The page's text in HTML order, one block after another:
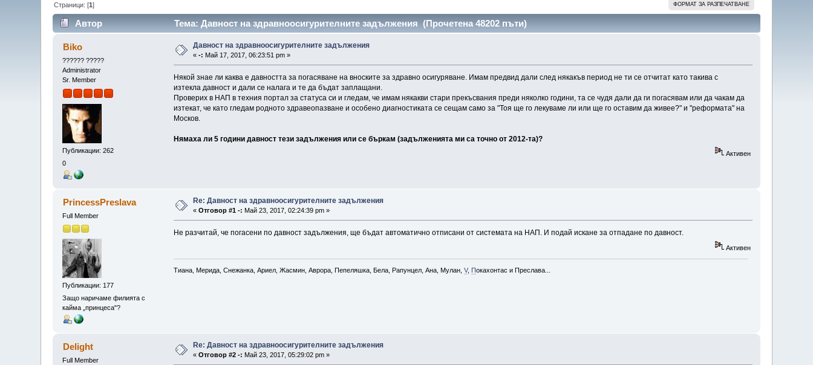
ФОРМАТ ЗА РАЗПЕЧАТВАНЕ
Страници: [1]
Автор Тема: Давност на здравноосигурителните задължения (Прочетена 48202 пъти)
Biko
?????? ?????
Administrator
Sr. Member
Публикации: 262
0
Давност на здравноосигурителните задължения
«-: Май 17, 2017, 06:23:51 pm »
Някой знае ли каква е давността за погасяване на вноските за здравно осигуряване. Имам предвид дали след някакъв период не ти се отчитат като такива с
изтекла давност и дали се налага и те да бъдат заплащани.
Проверих в НАП в техния портал за статуса си и гледам, че имам някакви стари прекъсвания преди няколко години, та се чудя дали да ги погасявам или да чакам да
изтекат, че като гледам родното здравеопазване и особено диагностиката се сещам само за "Тоя ще го лекуваме ли или ще го оставим да живее?" и "реформата" на
Москов.
Нямаха ли 5 години давност тези задължения или се бъркам (задълженията ми са точно от 2012-та)?
Активен
PrincessPreslava
Full Member
Публикации: 177
Защо наричаме филията с
кайма „принцеса"?
Re: Давност на здравноосигурителните задължения
«Отговор #1 -: Май 23, 2017, 02:24:39 pm »
Не разчитай, че погасени по давност задължения, ще бъдат автоматично отписани от системата на НАП. И подай искане за отпадане по давност.
Активен
Тиана, Мерида, Снежанка, Ариел, Жасмин, Аврора, Пепеляшка, Бела, Рапунцел, Ана, Мулан, V, Покахонтас и Преслава...
Delight
Full Member
Re: Давност на здравноосигурителните задължения
«Отговор #2 -: Май 23, 2017, 05:29:02 pm »